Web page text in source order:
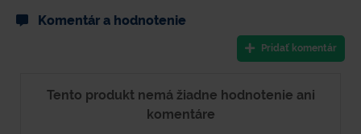
Komentár a hodnotenie
Pridať komentár
Tento produkt nemá žiadne hodnotenie ani
komentáre